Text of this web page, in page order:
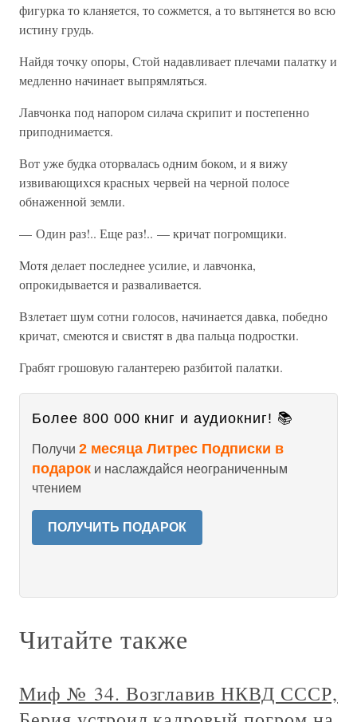
фигурка то кланяется, то сожмется, а то вытянется во всю
истину грудь.
Найдя точку опоры, Стой надавливает плечами палатку и
медленно начинает выпрямляться.
Лавчонка под напором силача скрипит и постепенно
приподнимается.
Вот уже будка оторвалась одним боком, и я вижу
извивающихся красных червей на черной полосе
обнаженной земли.
— Один раз!.. Еще раз!.. — кричат погромщики.
Мотя делает последнее усилие, и лавчонка,
опрокидывается и разваливается.
Взлетает шум сотни голосов, начинается давка, победно
кричат, смеются и свистят в два пальца подростки.
Грабят грошовую галантерею разбитой палатки.
Более 800 000 книг и аудиокниг! 📚
Получи 2 месяца Литрес Подписки в
подарок и наслаждайся неограниченным
чтением
ПОЛУЧИТЬ ПОДАРОК
Читайте также
Миф № 34. Возглавив НКВД СССР,